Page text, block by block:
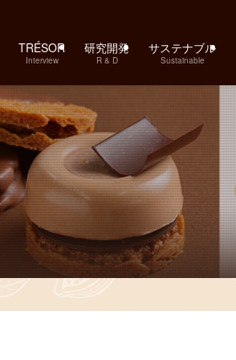
TRÉSOR
Interview
研究開発
R & D
サステナブル
Sustainable